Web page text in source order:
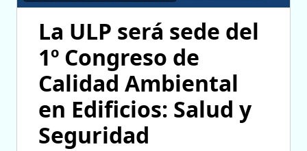
La ULP será sede del
1º Congreso de
Calidad Ambiental
en Edificios: Salud y
Seguridad